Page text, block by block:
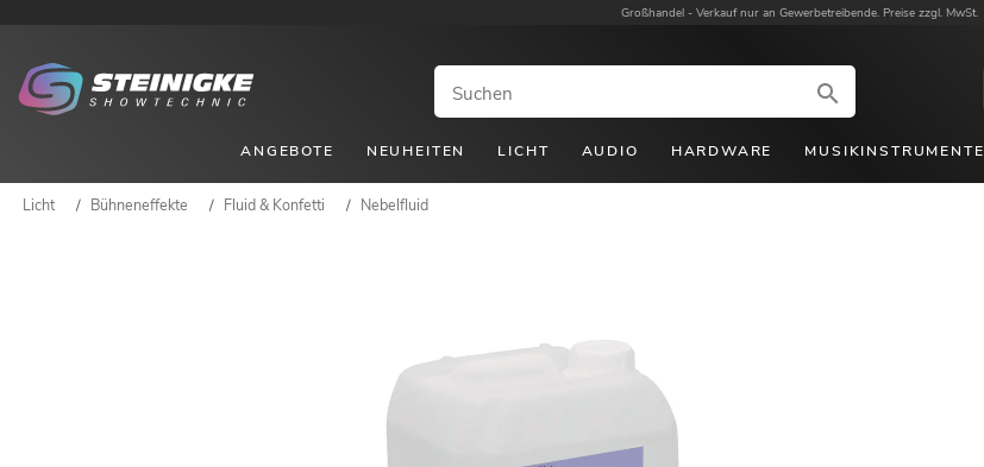
Großhandel - Verkauf nur an Gewerbetreibende. Preise zzgl. MwSt.
ANGEBOTE NEUHEITEN LICHT AUDIO HARDWARE MUSIKINSTRUMENTE
Licht / Bühneneffekte / Fluid & Konfetti / Nebelfluid